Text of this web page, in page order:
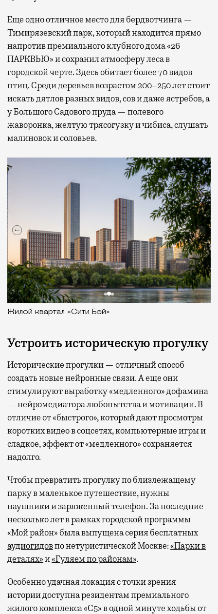
Еще одно отличное место для бердвотчинга —
Тимирязевский парк, который находится прямо
напротив премиального клубного дома «26
ПАРКВЬЮ» и сохранил атмосферу леса в
городской черте. Здесь обитает более 70 видов
птиц. Среди деревьев возрастом 200–250 лет стоит
искать дятлов разных видов, сов и даже ястребов, а
у Большого Садового пруда — полевого
жаворонка, желтую трясогузку и чибиса, слушать
малиновок и соловьев.
Жилой квартал «Сити Бэй»
Устроить историческую прогулку
Исторические прогулки — отличный способ
создать новые нейронные связи. А еще они
стимулируют выработку «медленного» дофамина
— нейромедиатора любопытства и мотивации. В
отличие от «быстрого», который дают просмотры
коротких видео в соцсетях, компьютерные игры и
сладкое, эффект от «медленного» сохраняется
надолго.
Чтобы превратить прогулку по близлежащему
парку в маленькое путешествие, нужны
наушники и заряженный телефон. За последние
несколько лет в рамках городской программы
«Мой район» была выпущена серия бесплатных
аудиогидовпо нетуристической Москве:«Парки в
деталях»и«Гуляем по районам».
Особенно удачная локация с точки зрения
истории доступна резидентам премиального
жилого комплекса «С5»в одной минуте ходьбы от